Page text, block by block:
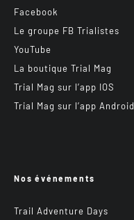
Facebook
Le groupe FB Trialistes
YouTube
La boutique Trial Mag
Trial Mag sur l’app IOS
Trial Mag sur l’app Android
Nos événements
Trail Adventure Days